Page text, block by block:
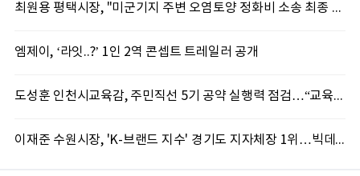
최원용 평택시장, "미군기지 주변 오염토양 정화비 소송 최종 승소…16억 전액 배상"
엠제이, ‘라잇..?’ 1인 2역 콘셉트 트레일러 공개
도성훈 인천시교육감, 주민직선 5기 공약 실행력 점검…“교육현장 변화로 이어져야”
이재준 수원시장, 'K-브랜드 지수' 경기도 지자체장 1위…빅데이터가 주목한 행정 리더십